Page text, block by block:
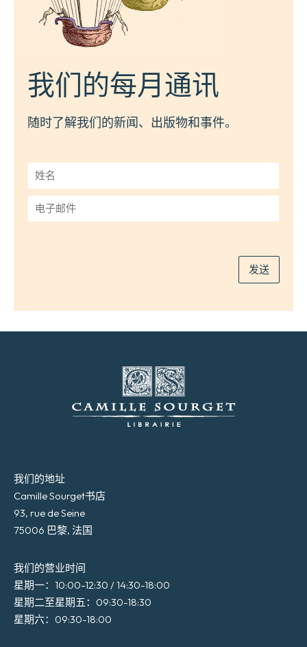
我们的每月通讯
随时了解我们的新闻、出版物和事件。
姓
名
*
子
发送
我们的地址
Camille Sourget书店
93, rue de Seine
75006 巴黎, 法国
我们的营业时间
星期一：10:00-12:30 / 14:30-18:00
星期二至星期五：09:30-18:30
星期六：09:30-18:00